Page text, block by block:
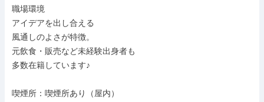
職場環境
アイデアを出し合える
風通しのよさが特徴。
元飲食・販売など未経験出身者も
多数在籍しています♪
喫煙所：喫煙所あり（屋内）